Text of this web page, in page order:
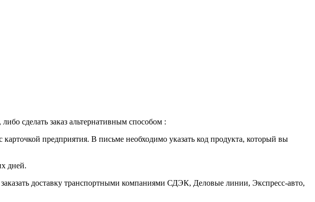
сделать заказ альтернативным способом :
предприятия. В письме необходимо указать код продукта, который вы
дней.
доставку транспортными компаниями СДЭК, Деловые линии, Экспресс-авто,